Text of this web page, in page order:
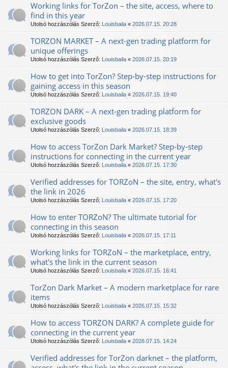
Working links for TorZon – the site, access, where to
find in this year
Utolsó hozzászólás Szerző: Louisbaila « 2026.07.15. 20:28
TORZON MARKET – A next-gen trading platform for
unique offerings
Utolsó hozzászólás Szerző: Louisbaila « 2026.07.15. 20:19
How to get into TorZon? Step-by-step instructions for
gaining access in this season
Utolsó hozzászólás Szerző: Louisbaila « 2026.07.15. 19:40
TORZON DARK – A next-gen trading platform for
exclusive goods
Utolsó hozzászólás Szerző: Louisbaila « 2026.07.15. 18:39
How to access TorZon Dark Market? Step-by-step
instructions for connecting in the current year
Utolsó hozzászólás Szerző: Louisbaila « 2026.07.15. 17:30
Verified addresses for TORZoN – the site, entry, what's
the link in 2026
Utolsó hozzászólás Szerző: Louisbaila « 2026.07.15. 17:20
How to enter TORZoN? The ultimate tutorial for
connecting in this season
Utolsó hozzászólás Szerző: Louisbaila « 2026.07.15. 17:11
Working links for TORZoN – the marketplace, entry,
what's the link in the current season
Utolsó hozzászólás Szerző: Louisbaila « 2026.07.15. 16:41
TorZon Dark Market – A modern marketplace for rare
items
Utolsó hozzászólás Szerző: Louisbaila « 2026.07.15. 15:32
How to access TORZON DARK? A complete guide for
connecting in the current year
Utolsó hozzászólás Szerző: Louisbaila « 2026.07.15. 14:24
Verified addresses for TorZon darknet – the platform,